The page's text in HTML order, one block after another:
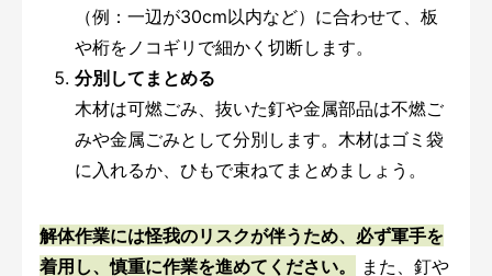
（例：一辺が30cm以内など）に合わせて、板
や桁をノコギリで細かく切断します。
分別してまとめる
木材は可燃ごみ、抜いた釘や金属部品は不燃ご
みや金属ごみとして分別します。木材はゴミ袋
に入れるか、ひもで束ねてまとめましょう。
解体作業には怪我のリスクが伴うため、必ず軍手を
着用し、慎重に作業を進めてください。
また、釘や